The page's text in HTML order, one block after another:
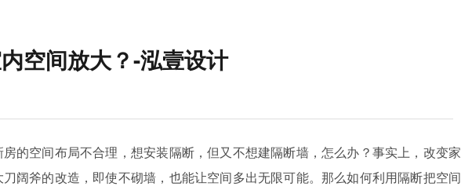
空间放大？-泓壹设计
的空间布局不合理，想安装隔断，但又不想建隔断墙，怎么办？事实上，改变家
阔斧的改造，即使不砌墙，也能让空间多出无限可能。那么如何利用隔断把空间